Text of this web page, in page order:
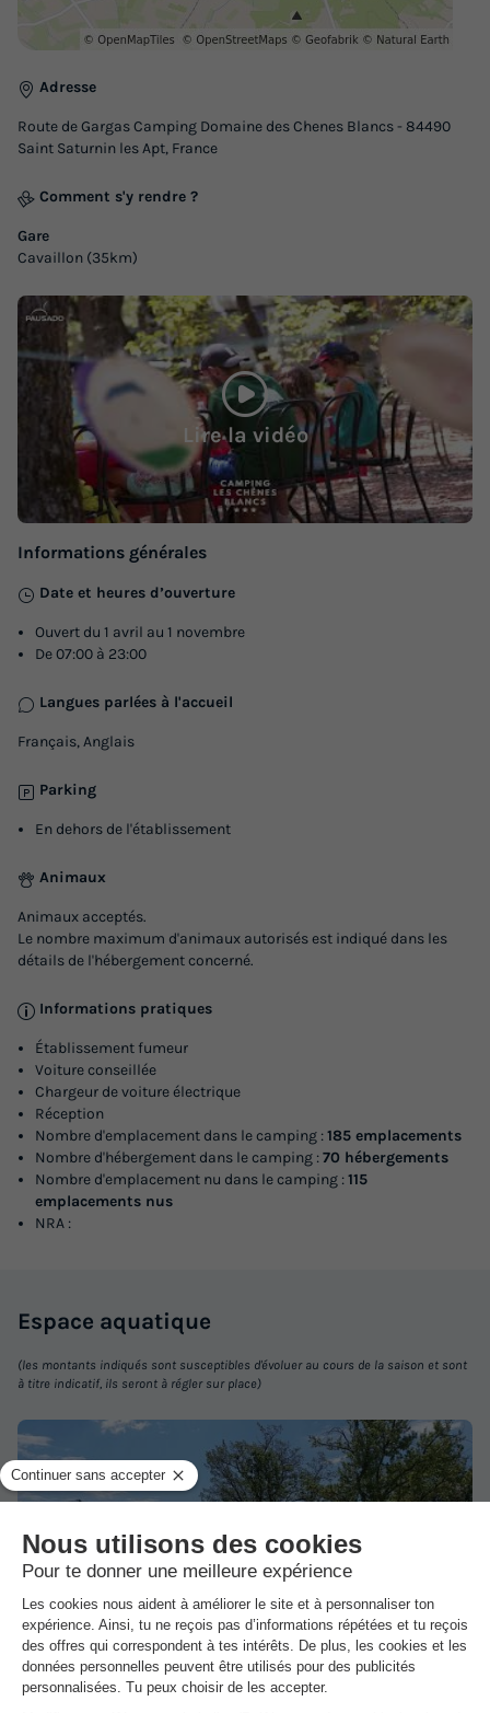
19m²
Animaux autorisés * Cafetière Congélateur Réfrigérateur
BUNGALOW TOILÉ 5 personnes - 3 Pièces 5 Personnes
du
16/10/2026au23/10/2026
Meilleur prix pour 7 nuits
Modifier les dates
269 €
Voir les logements
LODGE 5 personnes - LODGE COSY (SANS
SANITAIRES)
Terrasse couverte
Cafetière Réfrigérateur
Meilleur prix pour 7 nuits
Modifier les dates
290 €
Voir les logements
TENTE TOILE ET BOIS 5 personnes - Tente
Lodge Cosy 3 Pièces 5 Personnes Sans
Sanitaire
Surface
24m²
Adultes
5
Animaux autorisés * Cafetière Congélateur Réfrigérateur
Salon de jardin
+ 1
Adresse
Route de Gargas Camping Domaine des Chenes Blancs - 84490
Saint Saturnin les Apt, France
Comment s'y rendre ?
Gare
Cavaillon (35km)
Lire la vidéo
Informations générales
Date et heures d’ouverture
Ouvert du 1 avril au 1 novembre
De 07:00 à 23:00
Langues parlées à l'accueil
Français, Anglais
Parking
En dehors de l'établissement
Animaux
Animaux acceptés.
Le nombre maximum d'animaux autorisés est indiqué dans les
détails de l'hébergement concerné.
Informations pratiques
Établissement fumeur
Voiture conseillée
Chargeur de voiture électrique
Réception
Nombre d'emplacement dans le camping :185 emplacements
Nombre d'hébergement dans le camping :70 hébergements
Nombre d'emplacement nu dans le camping :115
emplacements nus
NRA :
Espace aquatique
(les montants indiqués sont susceptibles d'évoluer au cours de la saison et sont
à titre indicatif, ils seront à régler sur place)
1/4
Toute la famille profitera de la piscine chauffée de 200m2 et du